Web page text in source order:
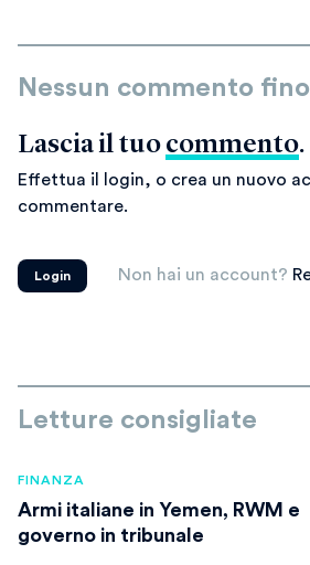
Nessun commento
Lascia il tuo commento.
Effettua il login, o crea un nuovo
commentare.
Login Non hai un account?
Letture consigliate
FINANZA
Armi italiane in Yemen, RWM e
governo in tribunale